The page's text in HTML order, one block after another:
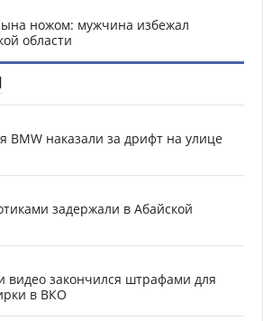
ножом: мужчина избежал
области
BMW наказали за дрифт на улице
задержали в Абайской
закончился штрафами для
в ВКО